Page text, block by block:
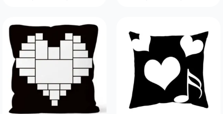
desde
19,90 €
hasta
34,90 €
19,90 €
hasta
34,90 €